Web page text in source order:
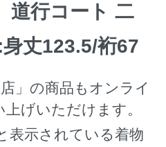
道行コート 二
丈123.5/裄67
」の商品もオンライ
げいただけます。
表示されている着物